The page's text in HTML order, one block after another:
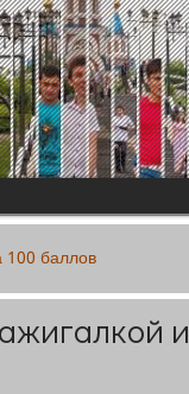
100 баллов
и